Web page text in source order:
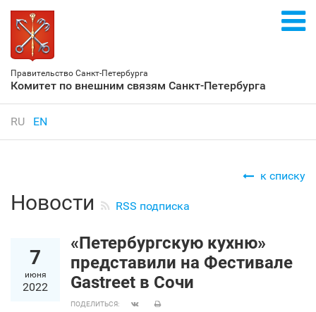
Правительство Санкт‑Петербурга
Комитет по внешним связям Санкт‑Петербурга
RU EN
к списку
Новости RSS подписка
7
июня
2022
«Петербургскую кухню»
представили на Фестивале
Gastreet в Сочи
ПОДЕЛИТЬСЯ: